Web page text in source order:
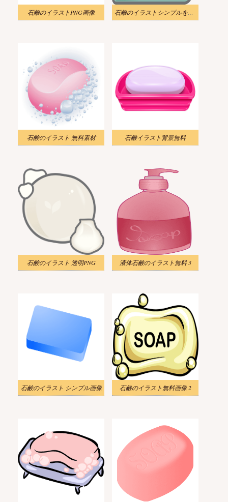
石鹸のイラストPNG画像 石鹸のイラストシンプルをダウンロード
石鹸のイラスト 無料素材 石鹸イラスト背景無料
石鹸のイラスト 透明PNG 液体石鹸のイラスト無料 3
石鹸のイラスト シンプル画像 石鹸のイラスト無料画像 2